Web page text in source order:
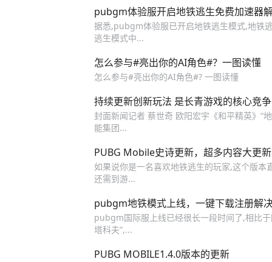
pubgm体验服开启地铁逃生免费加速器
据悉,pubgm体验服已开启地铁逃生模式,地铁
逃生模式中...
怎么参与#亮出你的AI角色#？一图读懂
怎么参与#亮出你的AI角色#? 一图读懂
持续更新创新玩法 是长青游戏的核心竞
封面新闻记者 蔡世奇 欧阳宏宇《和平精英》“
能集团...
PUBG Mobile史诗更新，超多内容大更
如果说你是一名喜欢地铁逃生的玩家,这个版
还需到游...
pubgm地铁模式上线，一键下载注册解
pubgm国际服上线已经很长一段时间了,相比
塔科夫”,...
PUBG MOBILE1.4.0版本的更新